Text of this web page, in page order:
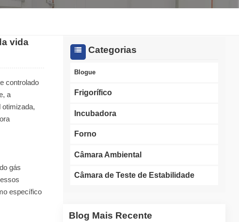
Categorias
Blogue
Frigorífico
Incubadora
Forno
Câmara Ambiental
Câmara de Teste de Estabilidade
Blog Mais Recente
vida
controlado
a
gás
específico